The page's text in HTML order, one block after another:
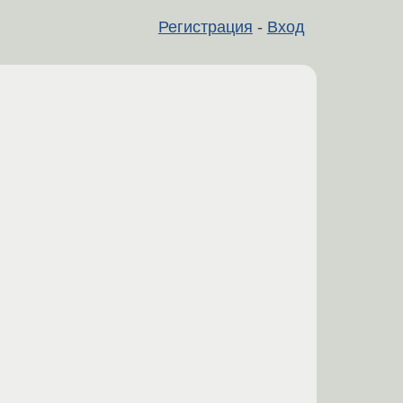
Регистрация - Вход